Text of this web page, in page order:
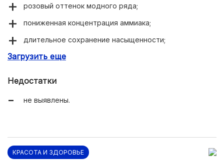
розовый оттенок модного ряда;
пониженная концентрация аммиака;
длительное сохранение насыщенности;
мощный восстанавливающий комплекс.
Загрузить еще
Недостатки
не выявлены.
КРАСОТА И ЗДОРОВЬЕ